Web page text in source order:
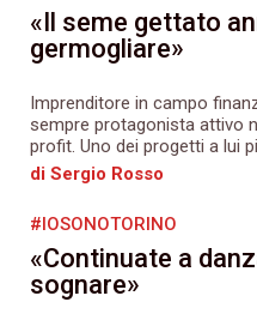
«Il seme gettato
germogliare»
Imprenditore in campo
sempre protagonista attivo
profit. Uno dei progetti a lui
di Sergio Rosso
#IOSONOTORINO
«Continuate a
sognare»